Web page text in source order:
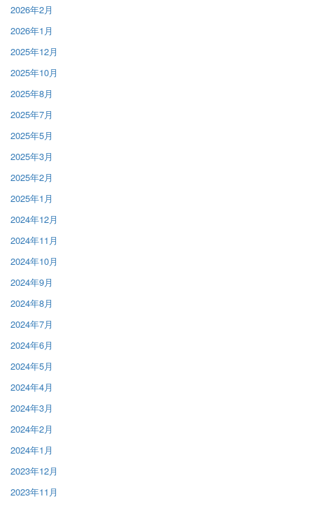
2026年2月
2026年1月
2025年12月
2025年10月
2025年8月
2025年7月
2025年5月
2025年3月
2025年2月
2025年1月
2024年12月
2024年11月
2024年10月
2024年9月
2024年8月
2024年7月
2024年6月
2024年5月
2024年4月
2024年3月
2024年2月
2024年1月
2023年12月
2023年11月